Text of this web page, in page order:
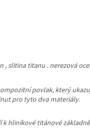
, slitina titanu . nerezová
povlak, který
pro tyto dva materiály.
k hliníkové titánové